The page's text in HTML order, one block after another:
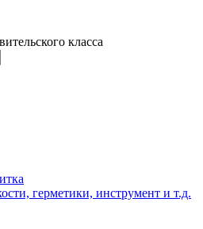
класса
герметики, инструмент и т.д.